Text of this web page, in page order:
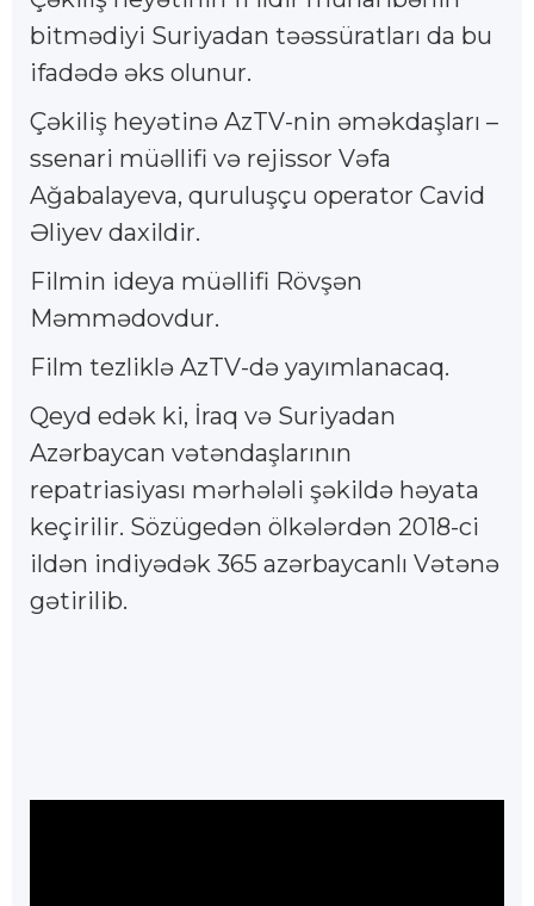
bitmədiyi Suriyadan təəssüratları da bu
ifadədə əks olunur.
Çəkiliş heyətinə AzTV-nin əməkdaşları –
ssenari müəllifi və rejissor Vəfa
Ağabalayeva, quruluşçu operator Cavid
Əliyev daxildir.
Filmin ideya müəllifi Rövşən
Məmmədovdur.
Film tezliklə AzTV-də yayımlanacaq.
Qeyd edək ki, İraq və Suriyadan
Azərbaycan vətəndaşlarının
repatriasiyası mərhələli şəkildə həyata
keçirilir. Sözügedən ölkələrdən 2018-ci
ildən indiyədək 365 azərbaycanlı Vətənə
gətirilib.